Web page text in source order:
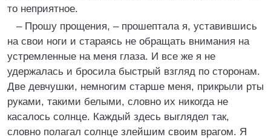
то неприятное.
– Прошу прощения, – прошептала я, уставившись
на свои ноги и стараясь не обращать внимания на
устремленные на меня глаза. И все же я не
удержалась и бросила быстрый взгляд по сторонам.
Две девчушки, немногим старше меня, прикрыли рты
руками, такими белыми, словно их никогда не
касалось солнце. Каждый здесь выглядел так,
словно полагал солнце злейшим своим врагом. Я